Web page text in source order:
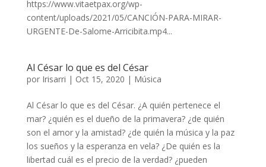
https://www.vitaetpax.org/wp-
content/uploads/2021/05/CANCIÓN-PARA-MIRAR-
URGENTE-De-Salome-Arricibita.mp4...
Al César lo que es del César
por Irisarri | Oct 15, 2020 | Música
Al César lo que es del César. ¿A quién pertenece el
mar? ¿quién es el dueño de la primavera? ¿de quién
son el amor y la amistad? ¿de quién la música y la paz
los sueños y la esperanza en vela? ¿De quién es la
libertad cuál es el precio de la verdad? ¿pueden